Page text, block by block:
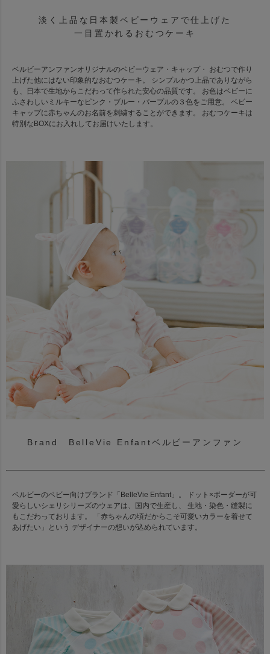
淡く上品な日本製ベビーウェアで仕上げた
一目置かれるおむつケーキ
ベルビーアンファンオリジナルのベビーウェア・キャップ・ おむつで作り
上げた他にはない印象的なおむつケーキ。 シンプルかつ上品でありながら
も、日本で生地からこだわって作られた安心の品質です。 お色はベビーに
ふさわしいミルキーなピンク・ブルー・パープルの３色をご用意。 ベビー
キャップに赤ちゃんのお名前を刺繍することができます。 おむつケーキは
特別なBOXにお入れしてお届けいたします。
Brand BelleVie Enfantベルビーアンファン
ベルビーのベビー向けブランド「BelleVie Enfant」。 ドット×ボーダーが可
愛らしいシェリシリーズのウェアは、国内で生産し、 生地・染色・縫製に
もこだわっております。 「赤ちゃんの頃だからこそ可愛いカラーを着せて
あげたい」という デザイナーの想いが込められています。